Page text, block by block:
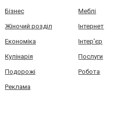
Бізнес Меблі
Жіночий розділ Інтернет
Економіка Інтер'єр
Кулінарія Послуги
Подорожі Робота
Реклама